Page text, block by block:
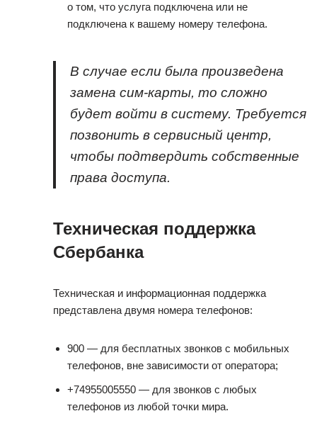
о том, что услуга подключена или не
подключена к вашему номеру телефона.
В случае если была произведена
замена сим-карты, то сложно
будет войти в систему. Требуется
позвонить в сервисный центр,
чтобы подтвердить собственные
права доступа.
Техническая поддержка
Сбербанка
Техническая и информационная поддержка
представлена двумя номера телефонов:
900 — для бесплатных звонков с мобильных
телефонов, вне зависимости от оператора;
+74955005550 — для звонков с любых
телефонов из любой точки мира.